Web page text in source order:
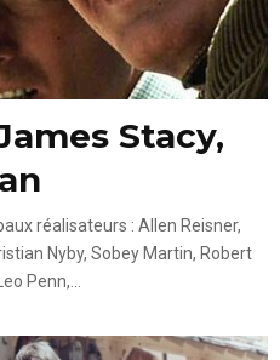
Stacy,
réalisateurs : Allen Reisner,
Nyby, Sobey Martin, Robert
Penn,...